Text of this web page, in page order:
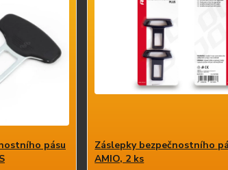
pásu
Záslepky bezpečnostního
AMIO, 2 ks